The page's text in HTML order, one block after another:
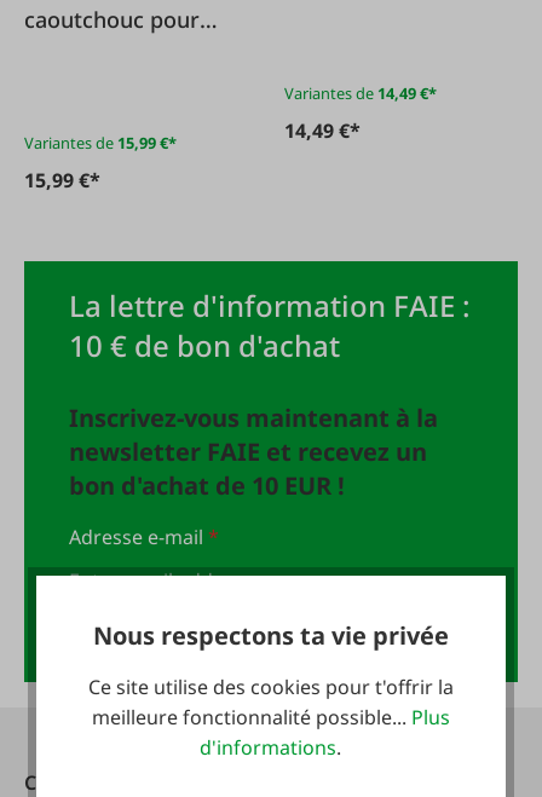
caoutchouc pour
Variantes de 15,99 €*
15,99 €*
Variantes de 14,49 €*
14,49 €*
La lettre d'information FAIE :
10 € de bon d'achat
Inscrivez-vous maintenant à la
newsletter FAIE et recevez un
bon d'achat de 10 EUR !
Adresse e-mail*
Anmelden
Contact
Nous respectons ta vie privée
Ce site utilise des cookies pour t'offrir la
meilleure fonctionnalité possible... Plus
d'informations.